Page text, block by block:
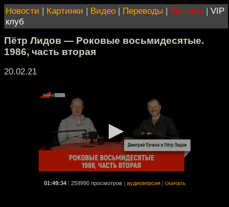
Новости | Картинки | Видео | Переводы | Магазин | VIP
клуб
Пётр Лидов — Роковые восьмидесятые.
1986, часть вторая
20.02.21
01:49:34 259990 просмотров аудиоверсия скачать